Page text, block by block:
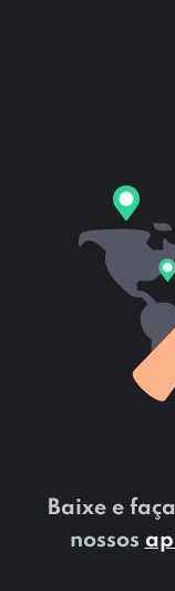
Baixe e
nossos